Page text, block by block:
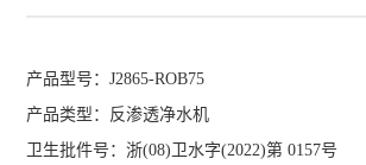
产品型号：J2865-ROB75
产品类型：反渗透净水机
卫生批件号：浙(08)卫水字(2022)第 0157号